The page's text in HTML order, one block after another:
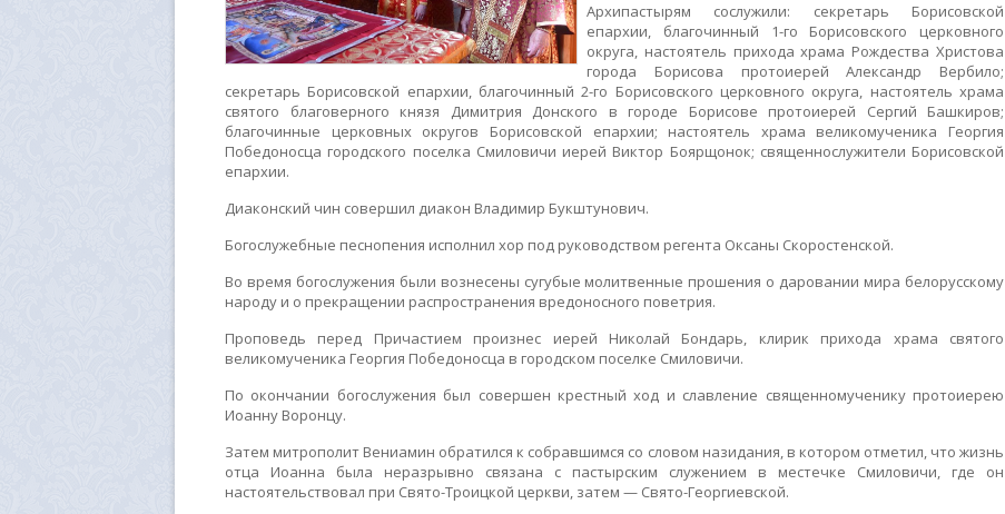
Архипастырям сослужили: секретарь Борисовской
епархии, благочинный 1-го Борисовского церковного
округа, настоятель прихода храма Рождества Христова
города Борисова протоиерей Александр Вербило;
секретарь Борисовской епархии, благочинный 2-го Борисовского церковного округа, настоятель храма
святого благоверного князя Димитрия Донского в городе Борисове протоиерей Сергий Башкиров;
благочинные церковных округов Борисовской епархии; настоятель храма великомученика Георгия
Победоносца городского поселка Смиловичи иерей Виктор Боярщонок; священнослужители Борисовской
епархии.
Диаконский чин совершил диакон Владимир Букштунович.
Богослужебные песнопения исполнил хор под руководством регента Оксаны Скоростенской.
Во время богослужения были вознесены сугубые молитвенные прошения о даровании мира белорусскому
народу и о прекращении распространения вредоносного поветрия.
Проповедь перед Причастием произнес иерей Николай Бондарь, клирик прихода храма святого
великомученика Георгия Победоносца в городском поселке Смиловичи.
По окончании богослужения был совершен крестный ход и славление священномученику протоиерею
Иоанну Воронцу.
Затем митрополит Вениамин обратился к собравшимся со словом назидания, в котором отметил, что жизнь
отца Иоанна была неразрывно связана с пастырским служением в местечке Смиловичи, где он
настоятельствовал при Свято-Троицкой церкви, затем — Свято-Георгиевской.